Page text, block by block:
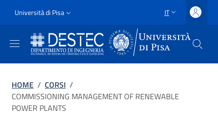
Slim
Università di Pisa SELETTORE
IT
Briciole di pane
HOME / CORSI /
COMMISSIONING MANAGEMENT OF RENEWABLE
POWER PLANTS